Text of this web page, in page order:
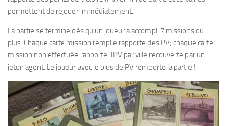
permettent de rejouer immédiatement.
La partie se termine dès qu’un joueur a accompli 7 missions ou
plus. Chaque carte mission remplie rapporte des PV; chaque carte
mission non effectuée rapporte 1PV par ville recouverte par un
jeton agent. Le joueur avec le plus de PV remporte la partie !